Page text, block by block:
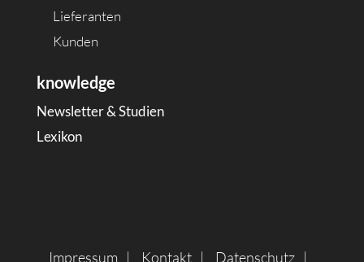
Lieferanten
Kunden
knowledge
Newsletter & Studien
Lexikon
Impressum Kontakt Datenschutz